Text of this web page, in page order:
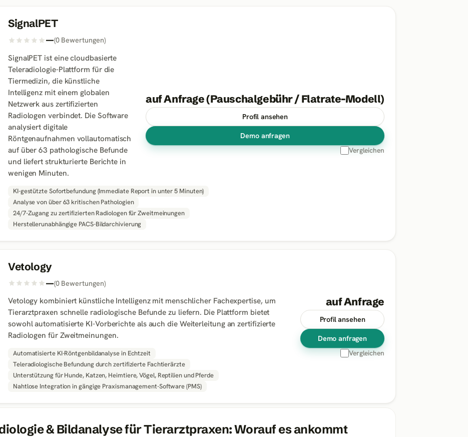
SignalPET
—(0 Bewertungen)
SignalPET ist eine cloudbasierte
Teleradiologie-Plattform für die
Tiermedizin, die künstliche
Intelligenz mit einem globalen
Netzwerk aus zertifizierten
Radiologen verbindet. Die Software
analysiert digitale
Röntgenaufnahmen vollautomatisch
auf über 63 pathologische Befunde
und liefert strukturierte Berichte in
wenigen Minuten.
KI-gestützte Sofortbefundung (Immediate Report in unter 5 Minuten)
Analyse von über 63 kritischen Pathologien
24/7-Zugang zu zertifizierten Radiologen für Zweitmeinungen
Herstellerunabhängige PACS-Bildarchivierung
auf Anfrage (Pauschalgebühr / Flatrate-Modell)
Profil ansehen
Demo anfragen
Vergleichen
Vetology
—(0 Bewertungen)
Vetology kombiniert künstliche Intelligenz mit menschlicher Fachexpertise, um
Tierarztpraxen schnelle radiologische Befunde zu liefern. Die Plattform bietet
sowohl automatisierte KI-Vorberichte als auch die Weiterleitung an zertifizierte
Radiologen für Zweitmeinungen.
Automatisierte KI-Röntgenbildanalyse in Echtzeit
Teleradiologische Befundung durch zertifizierte Fachtierärzte
Unterstützung für Hunde, Katzen, Heimtiere, Vögel, Reptilien und Pferde
Nahtlose Integration in gängige Praxismanagement-Software (PMS)
auf Anfrage
Profil ansehen
Demo anfragen
Vergleichen
& Bildanalysefür Tierarztpraxen: Worauf es ankommt